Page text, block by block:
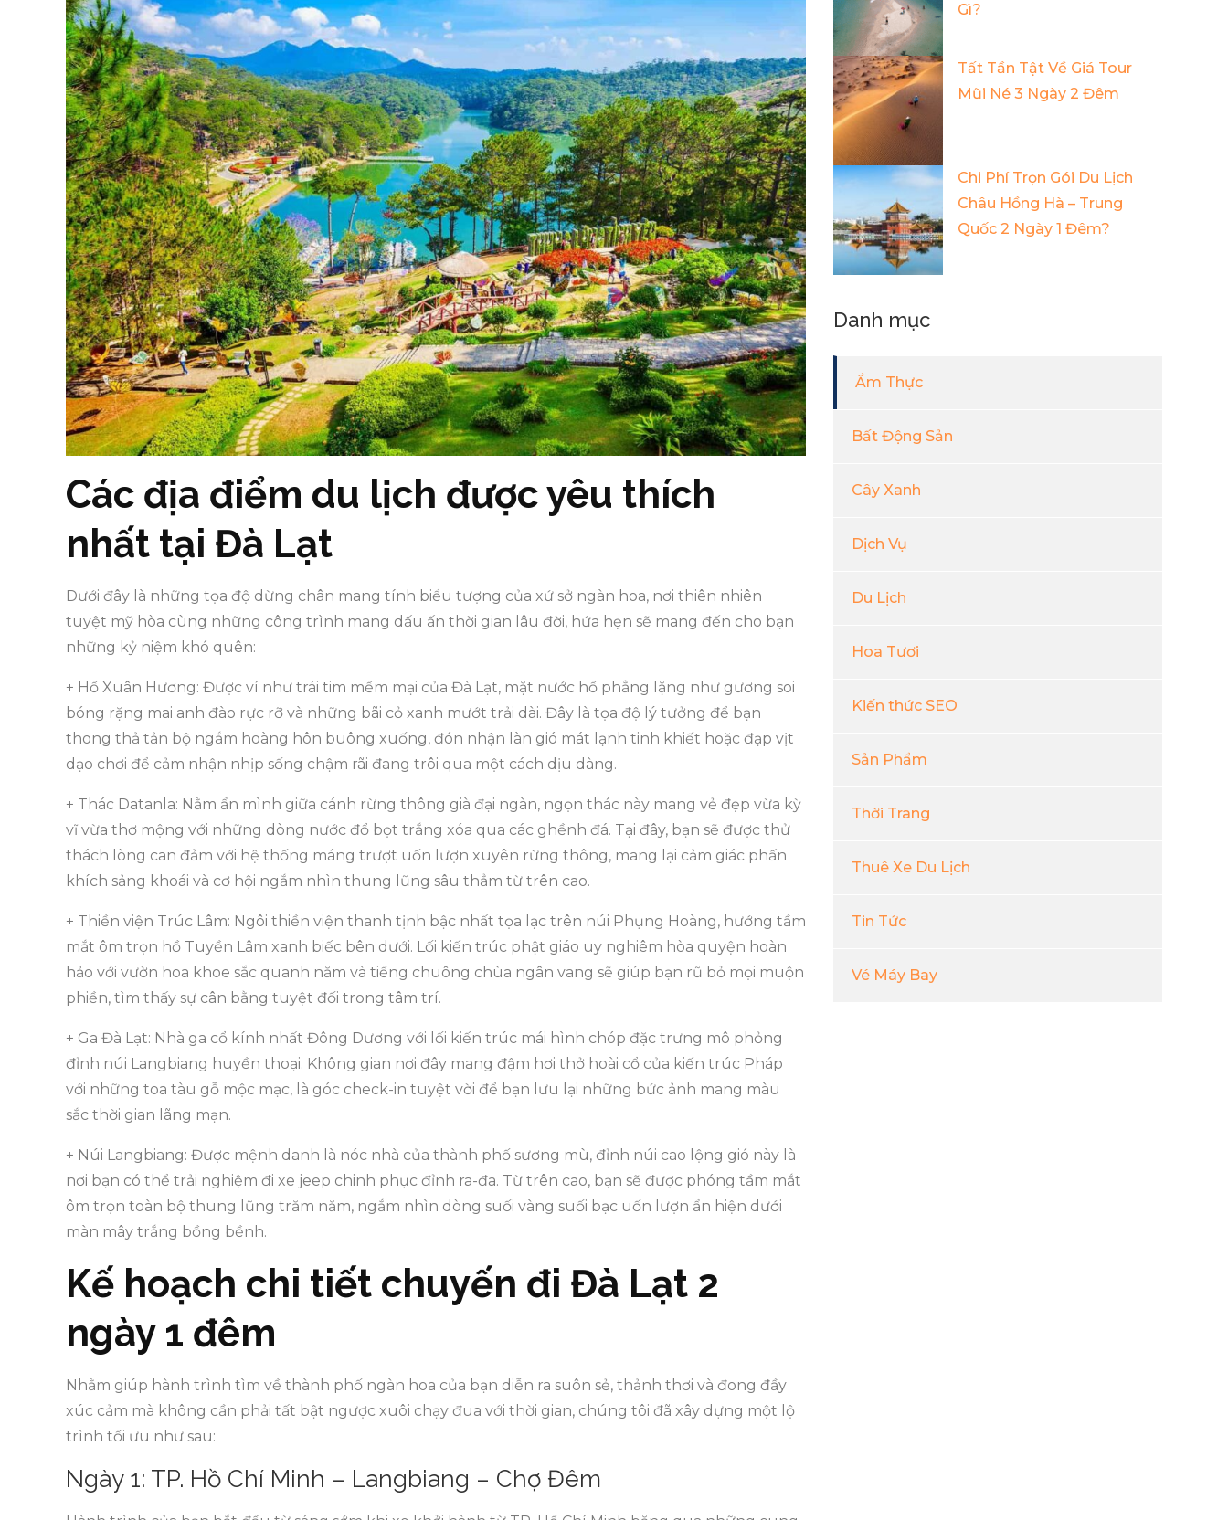
Các địa điểm du lịch được yêu thích
nhất tại Đà Lạt
Dưới đây là những tọa độ dừng chân mang tính biểu tượng của xứ sở ngàn hoa, nơi thiên nhiên
tuyệt mỹ hòa cùng những công trình mang dấu ấn thời gian lâu đời, hứa hẹn sẽ mang đến cho bạn
những kỷ niệm khó quên:
+ Hồ Xuân Hương: Được ví như trái tim mềm mại của Đà Lạt, mặt nước hồ phẳng lặng như gương soi
bóng rặng mai anh đào rực rỡ và những bãi cỏ xanh mướt trải dài. Đây là tọa độ lý tưởng để bạn
thong thả tản bộ ngắm hoàng hôn buông xuống, đón nhận làn gió mát lạnh tinh khiết hoặc đạp vịt
dạo chơi để cảm nhận nhịp sống chậm rãi đang trôi qua một cách dịu dàng.
+ Thác Datanla: Nằm ẩn mình giữa cánh rừng thông già đại ngàn, ngọn thác này mang vẻ đẹp vừa kỳ
vĩ vừa thơ mộng với những dòng nước đổ bọt trắng xóa qua các ghềnh đá. Tại đây, bạn sẽ được thử
thách lòng can đảm với hệ thống máng trượt uốn lượn xuyên rừng thông, mang lại cảm giác phấn
khích sảng khoái và cơ hội ngắm nhìn thung lũng sâu thẳm từ trên cao.
+ Thiền viện Trúc Lâm: Ngôi thiền viện thanh tịnh bậc nhất tọa lạc trên núi Phụng Hoàng, hướng tầm
mắt ôm trọn hồ Tuyền Lâm xanh biếc bên dưới. Lối kiến trúc phật giáo uy nghiêm hòa quyện hoàn
hảo với vườn hoa khoe sắc quanh năm và tiếng chuông chùa ngân vang sẽ giúp bạn rũ bỏ mọi muộn
phiền, tìm thấy sự cân bằng tuyệt đối trong tâm trí.
+ Ga Đà Lạt: Nhà ga cổ kính nhất Đông Dương với lối kiến trúc mái hình chóp đặc trưng mô phỏng
đỉnh núi Langbiang huyền thoại. Không gian nơi đây mang đậm hơi thở hoài cổ của kiến trúc Pháp
với những toa tàu gỗ mộc mạc, là góc check-in tuyệt vời để bạn lưu lại những bức ảnh mang màu
sắc thời gian lãng mạn.
+ Núi Langbiang: Được mệnh danh là nóc nhà của thành phố sương mù, đỉnh núi cao lộng gió này là
nơi bạn có thể trải nghiệm đi xe jeep chinh phục đỉnh ra-đa. Từ trên cao, bạn sẽ được phóng tầm mắt
ôm trọn toàn bộ thung lũng trăm năm, ngắm nhìn dòng suối vàng suối bạc uốn lượn ẩn hiện dưới
màn mây trắng bồng bềnh.
Kế hoạch chi tiết chuyến đi Đà Lạt 2
ngày 1 đêm
Nhằm giúp hành trình tìm về thành phố ngàn hoa của bạn diễn ra suôn sẻ, thảnh thơi và đong đầy
xúc cảm mà không cần phải tất bật ngược xuôi chạy đua với thời gian, chúng tôi đã xây dựng một lộ
trình tối ưu như sau:
Ngày 1: TP. Hồ Chí Minh – Langbiang – Chợ Đêm
Gì?
Tất Tần Tật Về Giá Tour
Mũi Né 3 Ngày 2 Đêm
Chi Phí Trọn Gói Du Lịch
Châu Hồng Hà – Trung
Quốc 2 Ngày 1 Đêm?
Danh mục
Ẩm Thực
Bất Động Sản
Cây Xanh
Dịch Vụ
Du Lịch
Hoa Tươi
Kiến thức SEO
Sản Phẩm
Thời Trang
Thuê Xe Du Lịch
Tin Tức
Vé Máy Bay